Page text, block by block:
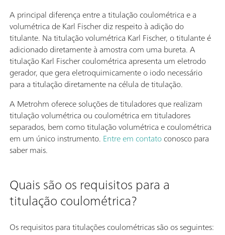
A principal diferença entre a titulação coulométrica e a
volumétrica de Karl Fischer diz respeito à adição do
titulante. Na titulação volumétrica Karl Fischer, o titulante é
adicionado diretamente à amostra com uma bureta. A
titulação Karl Fischer coulométrica apresenta um eletrodo
gerador, que gera eletroquimicamente o iodo necessário
para a titulação diretamente na célula de titulação.
A Metrohm oferece soluções de tituladores que realizam
titulação volumétrica ou coulométrica em tituladores
separados, bem como titulação volumétrica e coulométrica
em um único instrumento. Entre em contatoconosco para
saber mais.
Quais são os requisitos para a
titulação coulométrica?
Os requisitos para titulações coulométricas são os seguintes: